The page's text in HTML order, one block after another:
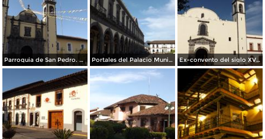
Parroquia de San Pedro. Mayo/2014 Portales del Palacio Municipal. Mayo/2014 Ex-convento del siglo XVI. Zacatlán. Mayo/2014